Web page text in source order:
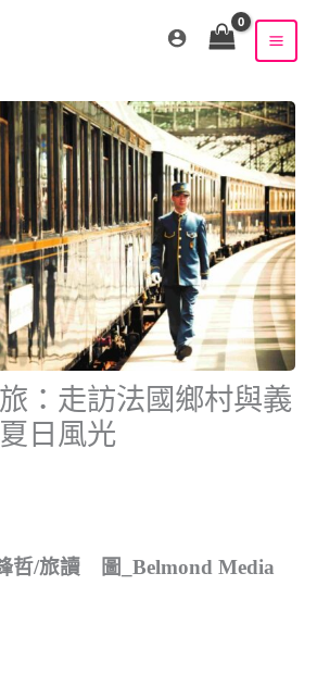
：走訪法國鄉村與義
日風光
哲/旅讀 圖_Belmond Media